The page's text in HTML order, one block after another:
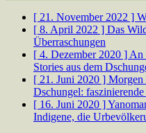
[ 21. November 2022 ]
[ 8. April 2022 ] Das
Überraschungen
[ 4. Dezember 2020 ] An
Stories aus dem
[ 21. Juni 2020 ] Morgen
Dschungel:
[ 16. Juni 2020 ]
Indigene, die